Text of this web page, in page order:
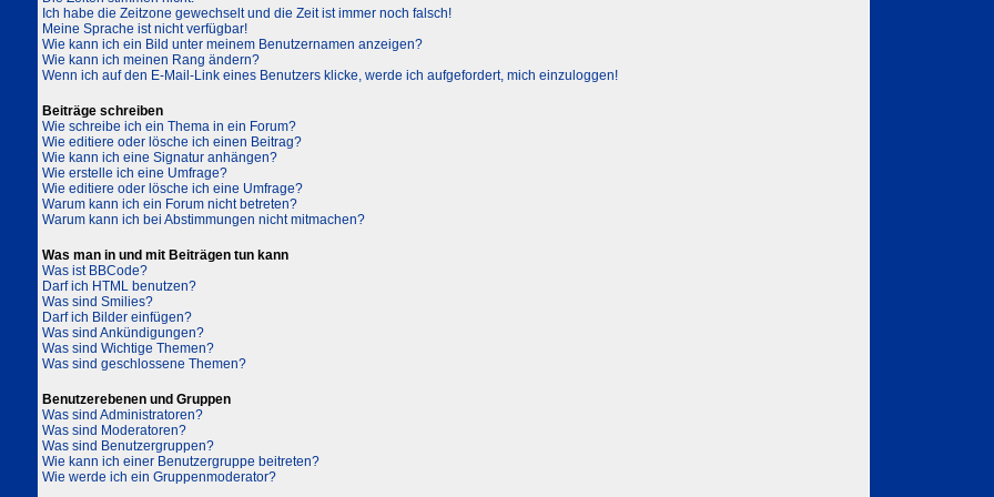
Ich habe die Zeitzone gewechselt und die Zeit ist immer noch falsch!
Meine Sprache ist nicht verfügbar!
Wie kann ich ein Bild unter meinem Benutzernamen anzeigen?
Wie kann ich meinen Rang ändern?
Wenn ich auf den E-Mail-Link eines Benutzers klicke, werde ich aufgefordert, mich einzuloggen!
Beiträge schreiben
Wie schreibe ich ein Thema in ein Forum?
Wie editiere oder lösche ich einen Beitrag?
Wie kann ich eine Signatur anhängen?
Wie erstelle ich eine Umfrage?
Wie editiere oder lösche ich eine Umfrage?
Warum kann ich ein Forum nicht betreten?
Warum kann ich bei Abstimmungen nicht mitmachen?
Was man in und mit Beiträgen tun kann
Was ist BBCode?
Darf ich HTML benutzen?
Was sind Smilies?
Darf ich Bilder einfügen?
Was sind Ankündigungen?
Was sind Wichtige Themen?
Was sind geschlossene Themen?
Benutzerebenen und Gruppen
Was sind Administratoren?
Was sind Moderatoren?
Was sind Benutzergruppen?
Wie kann ich einer Benutzergruppe beitreten?
Wie werde ich ein Gruppenmoderator?